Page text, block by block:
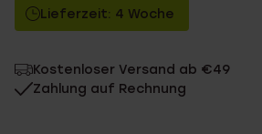
Lieferzeit: 4 Woche
Kostenloser Versand ab €49
Zahlung auf Rechnung